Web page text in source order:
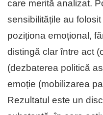
care merită analizat.
sensibilitățile au
poziționa emoțional,
distingă clar între act
(dezbaterea politică
emoție (mobilizarea
Rezultatul este un